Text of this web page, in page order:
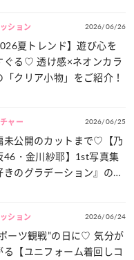
ション 2026/06/26
夏トレンド】遊び心を
ぐる♡ 透け感×ネオンカラ
「クリア小物」をご紹介！
ャー 2026/06/25
未公開のカットまで♡【乃
46・金川紗耶】1st写真集
きのグラデーション』の魅
ション 2026/06/24
ーツ観戦”の日に♡ 気分が
る【ユニフォーム着回しコ